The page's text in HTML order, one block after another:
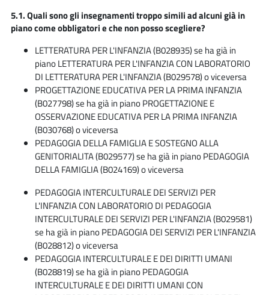
5.1. Quali sono gli insegnamenti troppo simili ad alcuni già in
piano come obbligatori e che non posso scegliere?
LETTERATURA PER L'INFANZIA (B028935) se ha già in
pianoLETTERATURA PER L'INFANZIA CON LABORATORIO
DI LETTERATURA PER L'INFANZIA (B029578) o viceversa
PROGETTAZIONE EDUCATIVA PER LA PRIMA INFANZIA
(B027798) se ha già in pianoPROGETTAZIONE E
OSSERVAZIONE EDUCATIVA PER LA PRIMA INFANZIA
(B030768) o viceversa
PEDAGOGIA DELLA FAMIGLIA E SOSTEGNO ALLA
GENITORIALITA (B029577) se ha già in pianoPEDAGOGIA
DELLA FAMIGLIA (B024169) o viceversa
PEDAGOGIA INTERCULTURALE DEI SERVIZI PER
L'INFANZIA CON LABORATORIO DI PEDAGOGIA
INTERCULTURALE DEI SERVIZI PER L'INFANZIA (B029581)
se ha già in pianoPEDAGOGIA DEI SERVIZI PER L'INFANZIA
(B028812) o viceversa
PEDAGOGIA INTERCULTURALE E DEI DIRITTI UMANI
(B028819) se ha già in piano PEDAGOGIA
INTERCULTURALE E DEI DIRITTI UMANI CON